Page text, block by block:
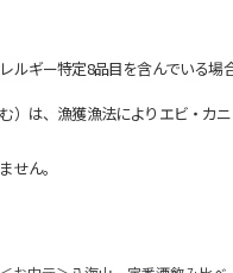
ギー特定8品目を含んでいる場
は、漁獲漁法によりエビ・カ
せん。